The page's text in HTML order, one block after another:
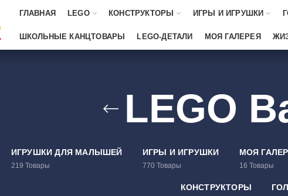
ГЛАВНАЯ LEGO КОНСТРУКТОРЫ ИГРЫ И ИГРУШКИ
ШКОЛЬНЫЕ КАНЦТОВАРЫ LEGO-ДЕТАЛИ МОЯ ГАЛЕРЕЯ
LEGO
ИГРУШКИ ДЛЯ МАЛЫШЕЙ
219 Товары
ИГРЫ И ИГРУШКИ
770 Товары
МОЯ
16 Товары
КОНСТРУКТОРЫ